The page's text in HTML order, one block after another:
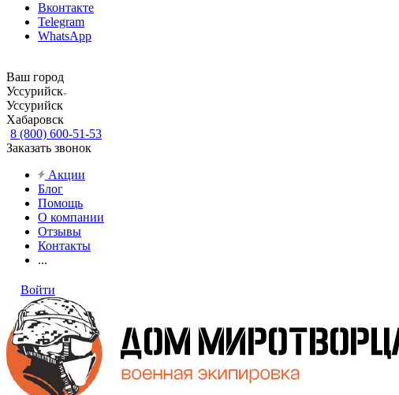
Вконтакте
Telegram
WhatsApp
Ваш город
Уссурийск
Уссурийск
Хабаровск
8 (800) 600-51-53
Заказать звонок
Акции
Блог
Помощь
О компании
Отзывы
Контакты
...
Войти